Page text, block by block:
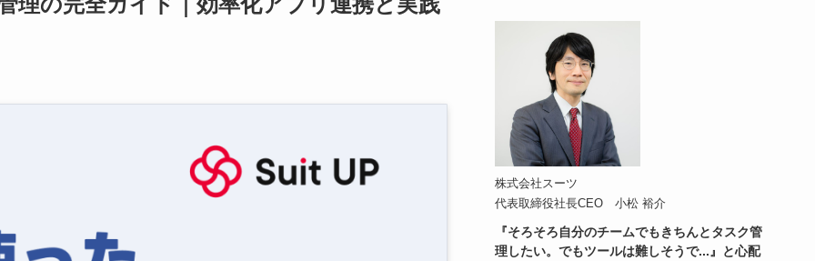
株式会社スーツ
代表取締役社長CEO 小松 裕介
『そろそろ自分のチームでもきちんとタスク管
理したい。でもツールは難しそうで...』と心配